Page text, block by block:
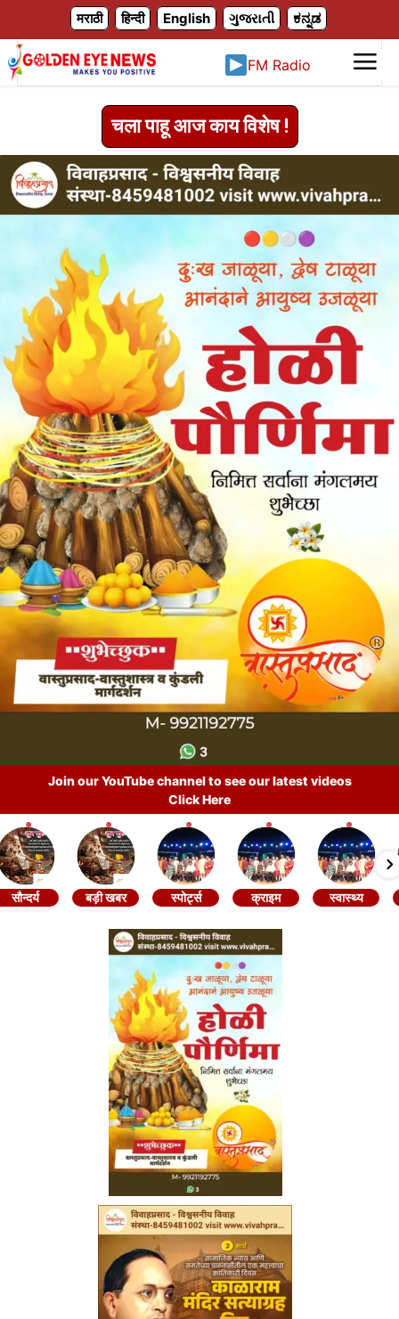
मराठी हिन्दी English ગુજરાતી ಕನ್ನಡ
FM Radio
चला पाहू आज काय विशेष !
Join our YouTube channel to see our latest videos
Click Here
सौन्दर्य बड़ी खबर स्पोर्ट्स क्राइम स्वास्थ्य